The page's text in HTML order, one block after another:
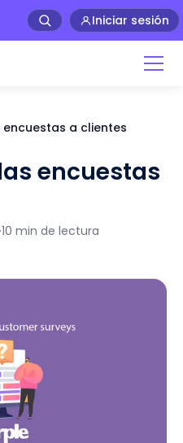
Iniciar sesión
a clientes
encuestas
·10 min de lectura